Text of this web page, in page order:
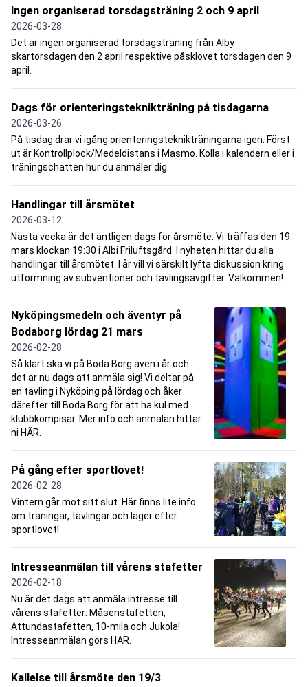
Ingen organiserad torsdagsträning 2 och 9 april
2026-03-28
Det är ingen organiserad torsdagsträning från Alby
skärtorsdagen den 2 april respektive påsklovet torsdagen den 9
april.
Dags för orienteringsteknikträning på tisdagarna
2026-03-26
På tisdag drar vi igång orienteringsteknikträningarna igen. Först
ut är Kontrollplock/Medeldistans i Masmo. Kolla i kalendern eller i
träningschatten hur du anmäler dig.
Handlingar till årsmötet
2026-03-12
Nästa vecka är det äntligen dags för årsmöte. Vi träffas den 19
mars klockan 19:30 i Albi Friluftsgård. I nyheten hittar du alla
handlingar till årsmötet. I år vill vi särskilt lyfta diskussion kring
utformning av subventioner och tävlingsavgifter. Välkommen!
Nyköpingsmedeln och äventyr på
Bodaborg lördag 21 mars
2026-02-28
Så klart ska vi på Boda Borg även i år och
det är nu dags att anmäla sig! Vi deltar på
en tävling i Nyköping på lördag och åker
därefter till Boda Borg för att ha kul med
klubbkompisar. Mer info och anmälan hittar
ni HÄR.
På gång efter sportlovet!
2026-02-28
Vintern går mot sitt slut. Här finns lite info
om träningar, tävlingar och läger efter
sportlovet!
Intresseanmälan till vårens stafetter
2026-02-18
Nu är det dags att anmäla intresse till
vårens stafetter: Måsenstafetten,
Attundastafetten, 10-mila och Jukola!
Intresseanmälan görs HÄR.
Kallelse till årsmöte den 19/3